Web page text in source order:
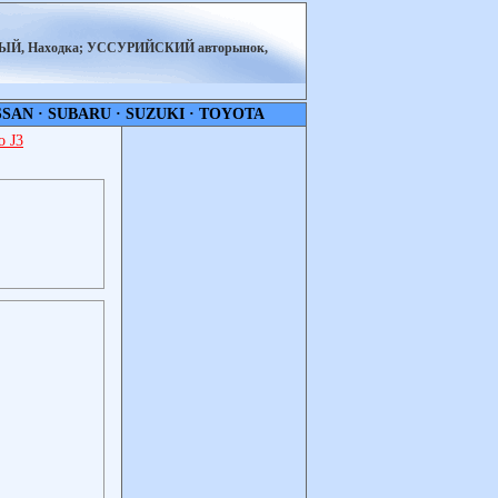
Находка; УССУРИЙСКИЙ авторынок,
· SUBARU· SUZUKI· TOYOTA
J3